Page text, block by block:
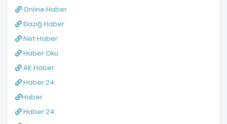
Online Haber
Elazığ Haber
Net Haber
Haber Oku
AK Haber
Haber 24
Haber
Haber 24